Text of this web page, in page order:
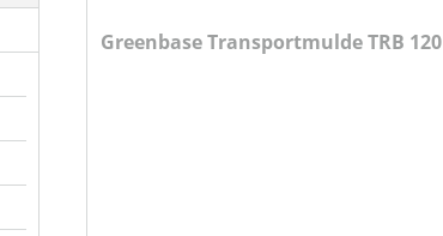
Greenbase Transportmulde TRB 120